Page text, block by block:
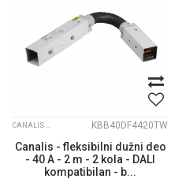
CANALIS KBB KBB40DF4420TW
Canalis - fleksibilni dužni deo
- 40 A - 2 m - 2 kola - DALI
kompatibilan - b...